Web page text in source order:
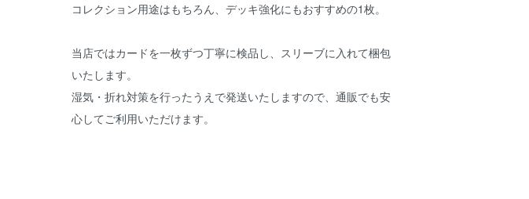
コレクション用途はもちろん、デッキ強化にもおすすめの1枚。
当店ではカードを一枚ずつ丁寧に検品し、スリーブに入れて梱包
いたします。
湿気・折れ対策を行ったうえで発送いたしますので、通販でも安
心してご利用いただけます。